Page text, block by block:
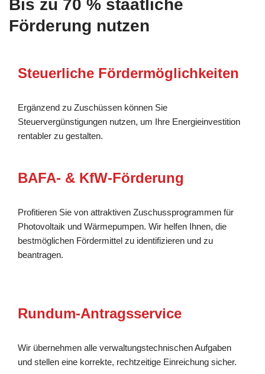
Bis zu 70 % staatliche
Förderung nutzen
Steuerliche Fördermöglichkeiten
Ergänzend zu Zuschüssen können Sie
Steuervergünstigungen nutzen, um Ihre Energieinvestition
rentabler zu gestalten.
BAFA- & KfW-Förderung
Profitieren Sie von attraktiven Zuschussprogrammen für
Photovoltaik und Wärmepumpen. Wir helfen Ihnen, die
bestmöglichen Fördermittel zu identifizieren und zu
beantragen.
Rundum-Antragsservice
Wir übernehmen alle verwaltungstechnischen Aufgaben
und stellen eine korrekte, rechtzeitige Einreichung sicher.